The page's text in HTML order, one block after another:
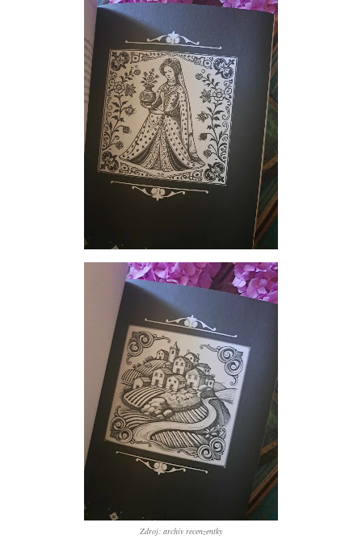
Zdroj: archiv recenzentky